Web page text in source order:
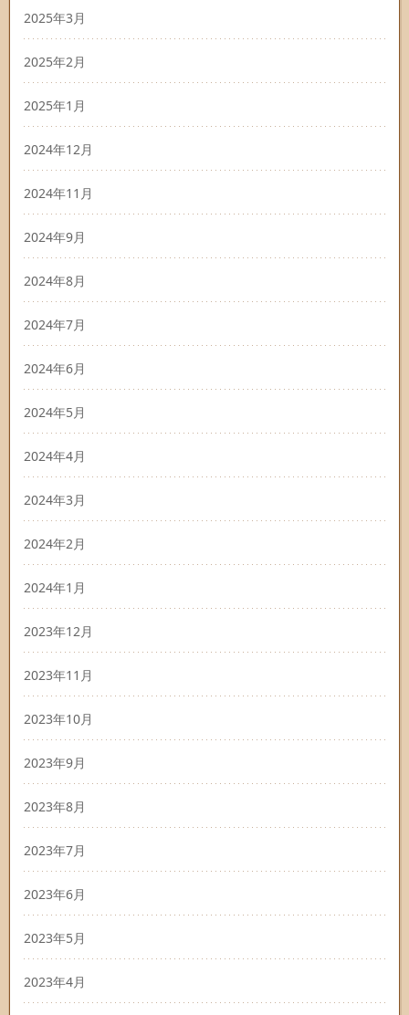
2025年3月
2025年2月
2025年1月
2024年12月
2024年11月
2024年9月
2024年8月
2024年7月
2024年6月
2024年5月
2024年4月
2024年3月
2024年2月
2024年1月
2023年12月
2023年11月
2023年10月
2023年9月
2023年8月
2023年7月
2023年6月
2023年5月
2023年4月